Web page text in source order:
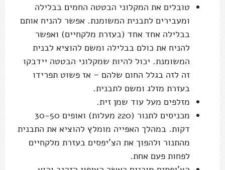
טובלים את המקלוני הבטטה החמים בבלילה
ומעבירים לתבנית המשומנת. אפשר להניח אותם
בבלילה אחד אחד (בעזרת מלקחיים) ואפשר
להניח את כולם בבלילה ומשם להוציא לבנית
המשומנת. יכול להיות שמקלוני הבטטה יידבקו
זה לזה בגלל החום שלהם – אז פשוט תפרידו
בעזרת מזלג ומשם לתבנית.
מזלפים מעל עוד שמן זית.
מכניסים לתנור (220 מעלות) ואופים 30-50
דקות. במהלך האפייה מומלץ להוציא את התבנית
מהתנור ולהפוך את הצ'יפסים בעזרת מלקחיים
לפחות פעם אחת.